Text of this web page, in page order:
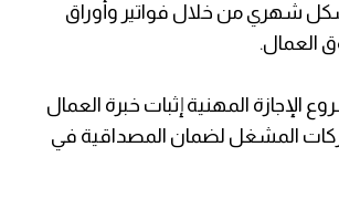
بشكل شهري من خلال فواتير وأوراق
العمال.
الإجازة المهنية إثبات خبرة العمال
المشغل لضمان المصداقية في